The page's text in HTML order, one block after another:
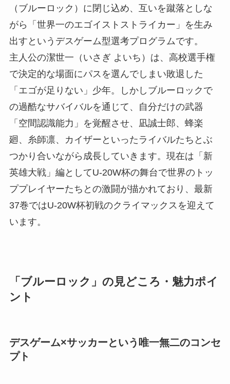
（ブルーロック）に閉じ込め、互いを蹴落としな
がら「世界一のエゴイストストライカー」を生み
出すというデスゲーム型選考プログラムです。
主人公の潔世一（いさぎ よいち）は、高校選手権
で決定的な場面にパスを選んでしまい敗退した
「エゴが足りない」少年。しかしブルーロックで
の過酷なサバイバルを通じて、自分だけの武器
「空間認識能力」を覚醒させ、凪誠士郎、蜂楽
廻、糸師凛、カイザーといったライバルたちとぶ
つかり合いながら成長していきます。現在は「新
英雄大戦」編としてU-20W杯の舞台で世界のトッ
ププレイヤーたちとの激闘が描かれており、最新
37巻ではU-20W杯初戦のクライマックスを迎えて
います。
「ブルーロック」の見どころ・魅力ポイ
ント
デスゲーム×サッカーという唯一無二のコンセ
プト